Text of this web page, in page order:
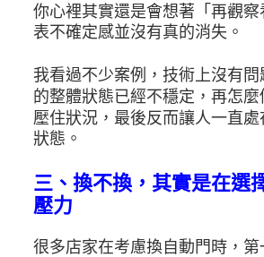
你心裡其實還是會想著「再觀
表不確定感並沒有真的消失。
我看過不少案例，技術上沒有問
的整體狀態已經不穩定，再怎
壓住狀況，最後反而讓人一直
狀態。
三、換不換，其實是在選
壓力
很多店家在考慮換自動門時，